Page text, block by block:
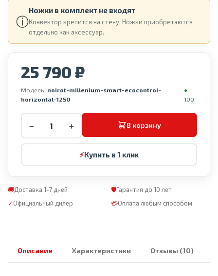
ⓘ
Ножки в комплект не входят
Конвектор крепится на стену. Ножки приобретаются
отдельно как аксессуар.
25 790 ₽
Модель: noirot-millenium-smart-ecocontrol-
horizontal-1250
●
100
− + В корзину
⚡Купить в 1 клик
🚚Доставка 1-7 дней 🛡Гарантия до 10 лет
✓Официальный дилер 💳Оплата любым способом
Описание Характеристики Отзывы (10)